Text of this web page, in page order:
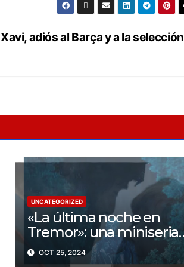
Xavi, adiós al Barça y a la selección
UNCATEGORIZED
«La última noche en
Tremor»: una miniseria
psicológica ¿Cuál es su
trama?
OCT 25, 2024